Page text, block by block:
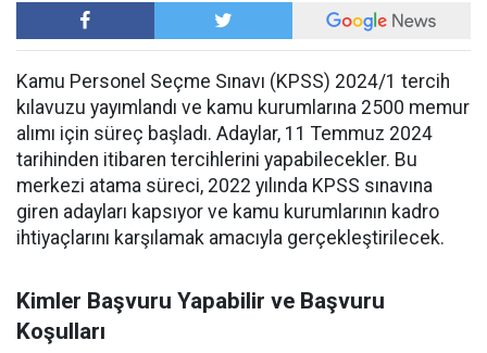
Kamu Personel Seçme Sınavı (KPSS) 2024/1 tercih
kılavuzu yayımlandı ve kamu kurumlarına 2500 memur
alımı için süreç başladı. Adaylar, 11 Temmuz 2024
tarihinden itibaren tercihlerini yapabilecekler. Bu
merkezi atama süreci, 2022 yılında KPSS sınavına
giren adayları kapsıyor ve kamu kurumlarının kadro
ihtiyaçlarını karşılamak amacıyla gerçekleştirilecek.
Kimler Başvuru Yapabilir ve Başvuru
Koşulları